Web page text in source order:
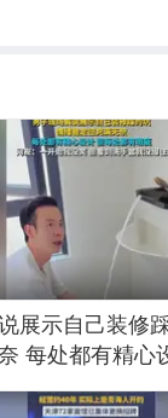
展示自己装修
每处都有精心